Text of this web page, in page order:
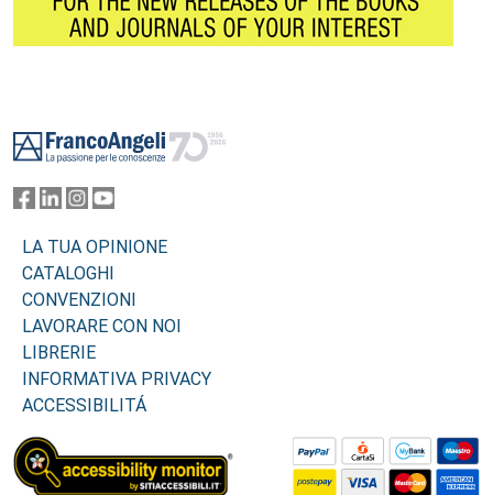
LA TUA OPINIONE
CATALOGHI
CONVENZIONI
LAVORARE CON NOI
LIBRERIE
INFORMATIVA PRIVACY
ACCESSIBILITÁ